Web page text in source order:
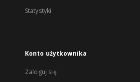
Statystyki
Konto użytkownika
Zaloguj się